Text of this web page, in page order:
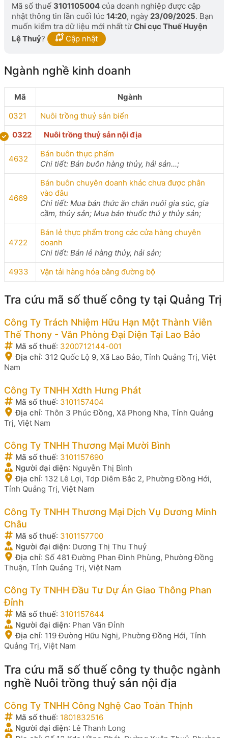
Mã số thuế 3101105004 của doanh nghiệp được cập
nhật thông tin lần cuối lúc 14:20, ngày 23/09/2025. Bạn
muốn kiểm tra dữ liệu mới nhất từChi cục Thuế Huyện
Lệ Thuỷ? Cập nhật
Ngành nghề kinh doanh
Mã
Ngành
0321
Nuôi trồng thuỷ sản biển
0322
Nuôi trồng thuỷ sản nội địa
4632
Bán buôn thực phẩm
Chi tiết: Bán buôn hàng thủy, hải sản...;
4669
Bán buôn chuyên doanh khác chưa được phân
vào đâu
Chi tiết: Mua bán thức ăn chăn nuôi gia súc, gia
cầm, thủy sản; Mua bán thuốc thú y thủy sản;
4722
Bán lẻ thực phẩm trong các cửa hàng chuyên
doanh
Chi tiết: Bán lẻ hàng thủy, hải sản;
4933
Vận tải hàng hóa bằng đường bộ
Tra cứu mã số thuế công ty tại Quảng Trị
Công Ty Trách Nhiệm Hữu Hạn Một Thành Viên
Thế Thony - Văn Phòng Đại Diện Tại Lao Bảo
Mã số thuế: 3200712144-001
Địa chỉ: 312 Quốc Lộ 9, Xã Lao Bảo, Tỉnh Quảng Trị, Việt
Nam
Công Ty TNHH Xdth Hưng Phát
Mã số thuế: 3101157404
Địa chỉ: Thôn 3 Phúc Đồng, Xã Phong Nha, Tỉnh Quảng
Trị, Việt Nam
Công Ty TNHH Thương Mại Mười Bình
Mã số thuế: 3101157690
Người đại diện: Nguyễn Thị Bình
Địa chỉ: 132 Lê Lợi, Tdp Diêm Bắc 2, Phường Đồng Hới,
Tỉnh Quảng Trị, Việt Nam
Công Ty TNHH Thương Mại Dịch Vụ Dương Minh
Châu
Mã số thuế: 3101157700
Người đại diện: Dương Thị Thu Thuỷ
Địa chỉ: Số 481 Đường Phan Đình Phùng, Phường Đồng
Thuận, Tỉnh Quảng Trị, Việt Nam
Công Ty TNHH Đầu Tư Dự Án Giao Thông Phan
Đỉnh
Mã số thuế: 3101157644
Người đại diện: Phan Văn Đỉnh
Địa chỉ: 119 Đường Hữu Nghị, Phường Đồng Hới, Tỉnh
Quảng Trị, Việt Nam
Tra cứu mã số thuế công ty thuộc ngành
nghề Nuôi trồng thuỷ sản nội địa
Công Ty TNHH Công Nghệ Cao Toàn Thịnh
Mã số thuế: 1801832516
Người đại diện: Lê Thanh Long